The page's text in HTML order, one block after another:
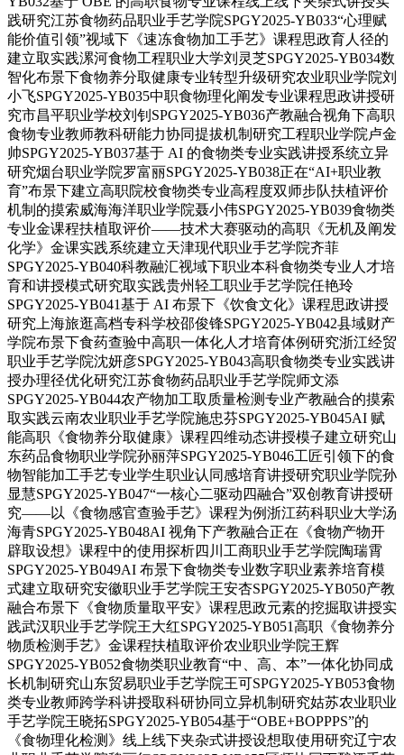
践研究江苏食物药品职业手艺学院SPGY2025-YB033“心理赋
能价值引领”视域下《速冻食物加工手艺》课程思政育人径的
建立取实践漯河食物工程职业大学刘灵芝SPGY2025-YB034数
智化布景下食物养分取健康专业转型升级研究农业职业学院刘
小飞SPGY2025-YB035中职食物理化阐发专业课程思政讲授研
究市昌平职业学校刘钊SPGY2025-YB036产教融合视角下高职
食物专业教师教科研能力协同提拔机制研究工程职业学院卢金
帅SPGY2025-YB037基于 AI 的食物类专业实践讲授系统立异
研究烟台职业学院罗富丽SPGY2025-YB038正在“AI+职业教
育”布景下建立高职院校食物类专业高程度双师步队扶植评价
机制的摸索威海海洋职业学院聂小伟SPGY2025-YB039食物类
专业金课程扶植取评价——技术大赛驱动的高职《无机及阐发
化学》金课实践系统建立天津现代职业手艺学院齐菲
SPGY2025-YB040科教融汇视域下职业本科食物类专业人才培
育和讲授模式研究取实践贵州轻工职业手艺学院任艳玲
SPGY2025-YB041基于 AI 布景下《饮食文化》课程思政讲授
研究上海旅逛高档专科学校邵俊锋SPGY2025-YB042县域财产
学院布景下食药查验中高职一体化人才培育体例研究浙江经贸
职业手艺学院沈妍彦SPGY2025-YB043高职食物类专业实践讲
授办理径优化研究江苏食物药品职业手艺学院师文添
SPGY2025-YB044农产物加工取质量检测专业产教融合的摸索
取实践云南农业职业手艺学院施忠芬SPGY2025-YB045AI 赋
能高职《食物养分取健康》课程四维动态讲授模子建立研究山
东药品食物职业学院孙丽萍SPGY2025-YB046工匠引领下的食
物智能加工手艺专业学生职业认同感培育讲授研究职业学院孙
显慧SPGY2025-YB047“一核心二驱动四融合”双创教育讲授研
究——以《食物感官查验手艺》课程为例浙江药科职业大学汤
海青SPGY2025-YB048AI 视角下产教融合正在《食物产物开
辟取设想》课程中的使用探析四川工商职业手艺学院陶瑞霄
SPGY2025-YB049AI 布景下食物类专业数字职业素养培育模
式建立取研究安徽职业手艺学院王安杏SPGY2025-YB050产教
融合布景下《食物质量取平安》课程思政元素的挖掘取讲授实
践武汉职业手艺学院王大红SPGY2025-YB051高职《食物养分
物质检测手艺》金课程扶植取评价农业职业学院王辉
SPGY2025-YB052食物类职业教育“中、高、本”一体化协同成
长机制研究山东贸易职业手艺学院王可SPGY2025-YB053食物
类专业教师跨学科讲授取科研协同立异机制研究姑苏农业职业
手艺学院王晓拓SPGY2025-YB054基于“OBE+BOPPPS”的
《食物理化检测》线上线下夹杂式讲授设想取使用研究辽宁农